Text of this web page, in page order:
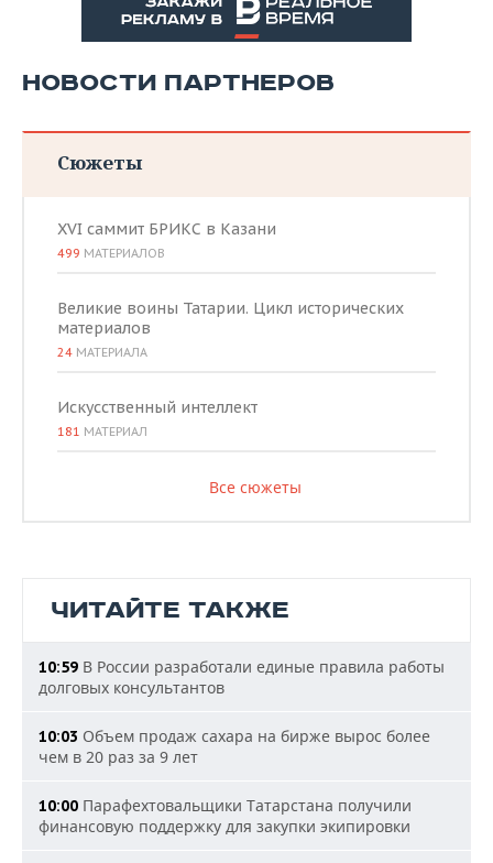
НОВОСТИ ПАРТНЕРОВ
Сюжеты
XVI саммит БРИКС в Казани
499 МАТЕРИАЛОВ
Великие воины Татарии. Цикл исторических
материалов
24 МАТЕРИАЛА
Искусственный интеллект
181 МАТЕРИАЛ
Все сюжеты
ЧИТАЙТЕ ТАКЖЕ
10:59 В России разработали единые правила работы
долговых консультантов
10:03 Объем продаж сахара на бирже вырос более
чем в 20 раз за 9 лет
10:00 Парафехтовальщики Татарстана получили
финансовую поддержку для закупки экипировки